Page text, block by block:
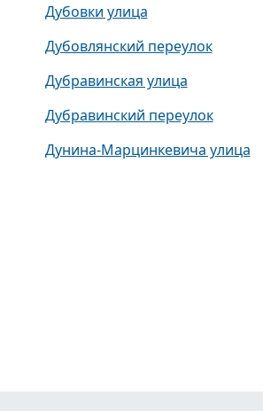
Дубовки улица
Дубовлянский переулок
Дубравинская улица
Дубравинский переулок
Дунина-Марцинкевича улица